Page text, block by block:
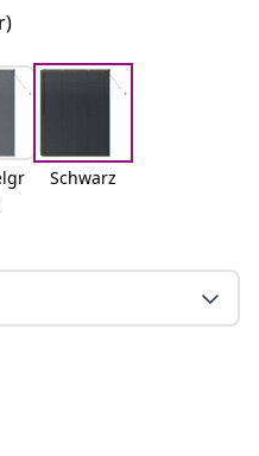
Schwarz